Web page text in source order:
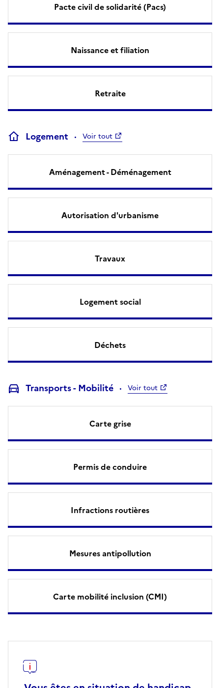
Pacte civil de solidarité (Pacs)
Naissance et filiation
Retraite
Logement Voir tout
Aménagement - Déménagement
Autorisation d'urbanisme
Travaux
Logement social
Déchets
Transports - Mobilité Voir tout
Carte grise
Permis de conduire
Infractions routières
Mesures antipollution
Carte mobilité inclusion (CMI)